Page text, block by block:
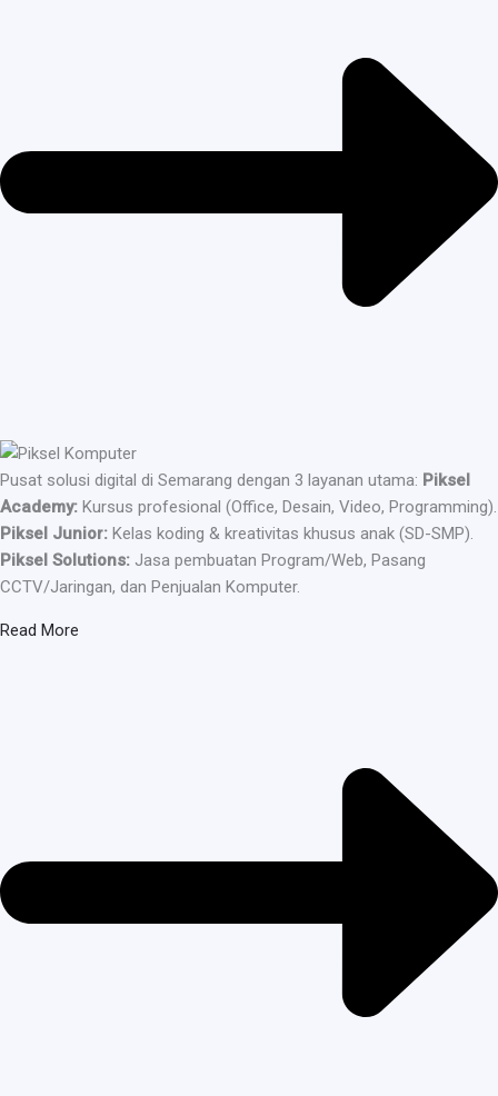
Pusat solusi digital di Semarang dengan 3 layanan utama: Piksel
Academy: Kursus profesional (Office, Desain, Video, Programming).
Piksel Junior: Kelas koding & kreativitas khusus anak (SD-SMP).
Piksel Solutions: Jasa pembuatan Program/Web, Pasang
CCTV/Jaringan, dan Penjualan Komputer.
Read More